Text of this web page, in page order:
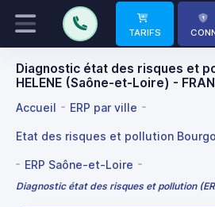
TARIFS
Diagnostic état des risques et
HELENE (Saône-et-Loire) -
Accueil ERP par ville
Etat des risques et pollution
ERP Saône-et-Loire
Diagnostic état des risques et pollution